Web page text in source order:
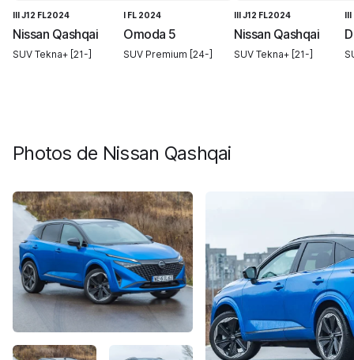
III J12 FL2024
Nissan Qashqai
SUV Tekna+ [21-]
I FL 2024
Omoda 5
SUV Premium [24-]
III J12 FL2024
Nissan Qashqai
SUV Tekna+ [21-]
III
Photos de Nissan Qashqai